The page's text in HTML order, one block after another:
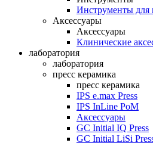
Инструменты для
Аксессуары
Аксессуары
Клинические
лаборатория
лаборатория
пресс керамика
пресс керамика
IPS e.max Press
IPS InLine PoM
Аксессуары
GC Initial IQ Press
GC Initial LiSi